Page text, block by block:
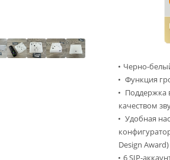
Черно-
Функция
Поддержка
качеством
Удобная
Design Award)
6 SIP-